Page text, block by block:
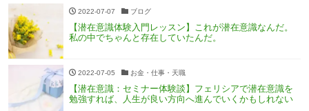
2022-07-07 ブログ
【潜在意識体験入門レッスン】これが潜在意識なんだ。
私の中でちゃんと存在していたんだ。
2022-07-05 お金・仕事・天職
【潜在意識：セミナー体験談】フェリシアで潜在意識を
勉強すれば、人生が良い方向へ進んでいくかもしれない